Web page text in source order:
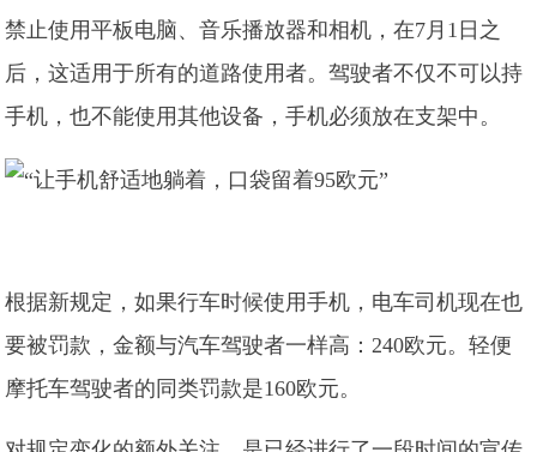
禁止使用平板电脑、音乐播放器和相机，在7月1日之
后，这适用于所有的道路使用者。驾驶者不仅不可以持
手机，也不能使用其他设备，手机必须放在支架中。
根据新规定，如果行车时候使用手机，电车司机现在也
要被罚款，金额与汽车驾驶者一样高：240欧元。轻便
摩托车驾驶者的同类罚款是160欧元。